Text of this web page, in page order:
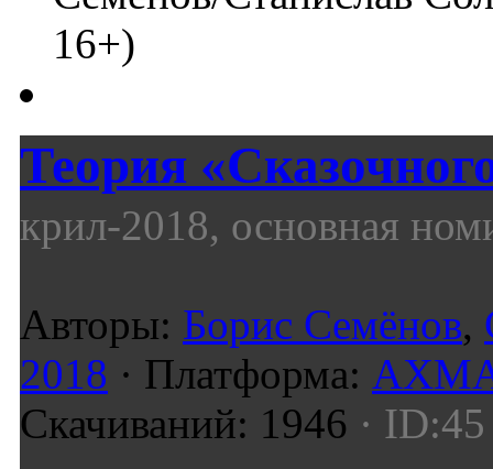
16+)
Теория
крил-2018, основная
Авторы: Борис Семёнов,
2018 · Платформа:
Скачиваний: 1946 · ID:45